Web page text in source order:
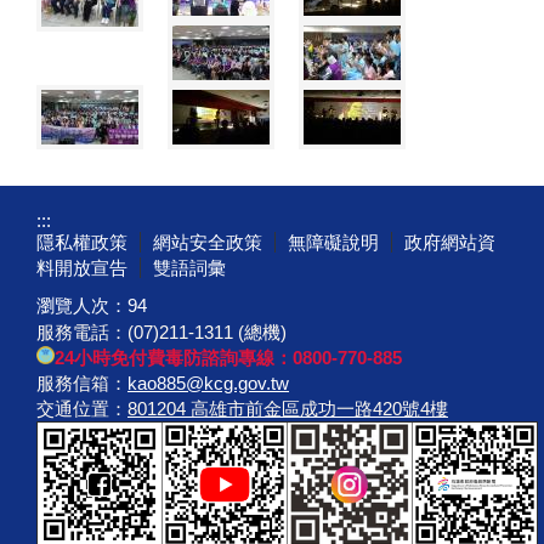
:::
隱私權政策
網站安全政策 無障礙說明
政府網站資
料開放宣告
雙語詞彙
瀏覽人次： 94
服務電話：(07)211-1311 (總機)
24小時免付費毒防諮詢專線：0800-770-885
服務信箱： kao885@kcg.gov.tw
交通位置： 801204 高雄市前金區成功一路420號4樓